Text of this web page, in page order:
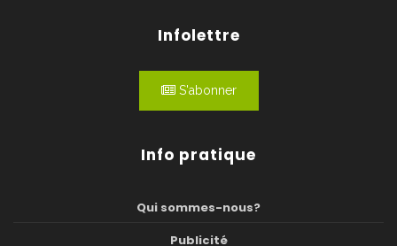
Infolettre
S'abonner
Info pratique
Qui sommes-nous?
Publicité